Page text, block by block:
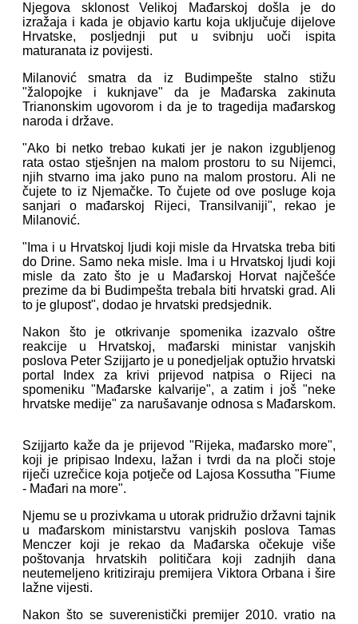
Njegova sklonost Velikoj Mađarskoj došla je do
izražaja i kada je objavio kartu koja uključuje dijelove
Hrvatske, posljednji put u svibnju uoči ispita
maturanata iz povijesti.
Milanović smatra da iz Budimpešte stalno stižu
"žalopojke i kuknjave" da je Mađarska zakinuta
Trianonskim ugovorom i da je to tragedija mađarskog
naroda i države.
"Ako bi netko trebao kukati jer je nakon izgubljenog
rata ostao stješnjen na malom prostoru to su Nijemci,
njih stvarno ima jako puno na malom prostoru. Ali ne
čujete to iz Njemačke. To čujete od ove posluge koja
sanjari o mađarskoj Rijeci, Transilvaniji", rekao je
Milanović.
"Ima i u Hrvatskoj ljudi koji misle da Hrvatska treba biti
do Drine. Samo neka misle. Ima i u Hrvatskoj ljudi koji
misle da zato što je u Mađarskoj Horvat najčešće
prezime da bi Budimpešta trebala biti hrvatski grad. Ali
to je glupost", dodao je hrvatski predsjednik.
Nakon što je otkrivanje spomenika izazvalo oštre
reakcije u Hrvatskoj, mađarski ministar vanjskih
poslova Peter Szijjarto je u ponedjeljak optužio hrvatski
portal Index za krivi prijevod natpisa o Rijeci na
spomeniku "Mađarske kalvarije", a zatim i još "neke
hrvatske medije" za narušavanje odnosa s Mađarskom.
Szijjarto kaže da je prijevod "Rijeka, mađarsko more",
koji je pripisao Indexu, lažan i tvrdi da na ploči stoje
riječi uzrečice koja potječe od Lajosa Kossutha "Fiume
- Mađari na more".
Njemu se u prozivkama u utorak pridružio državni tajnik
u mađarskom ministarstvu vanjskih poslova Tamas
Menczer koji je rekao da Mađarska očekuje više
poštovanja hrvatskih političara koji zadnjih dana
neutemeljeno kritiziraju premijera Viktora Orbana i šire
lažne vijesti.
Nakon što se suverenistički premijer 2010. vratio na